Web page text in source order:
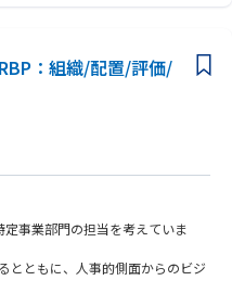
ドウェア製品のリペア経験
：組織/配置/評価/
事業部門の担当を考えていま
とともに、人事的側面からのビジ